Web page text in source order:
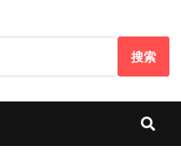
搜索